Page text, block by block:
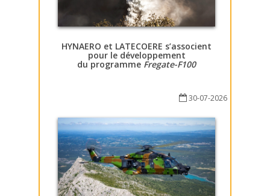
HYNAERO et LATECOERE s’associent
pour le développement
du programme Fregate-F100
30-07-2026